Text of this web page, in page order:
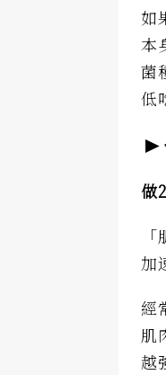
如
本
菌
低
►
做
加
經
肌
越